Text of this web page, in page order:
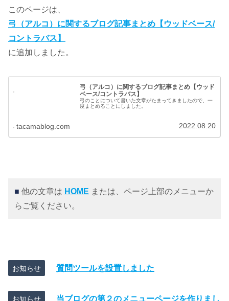
このページは、
弓（アルコ）に関するブログ記事まとめ【ウッドベース/
コントラバス】
に追加しました。
弓（アルコ）に関するブログ記事まとめ【ウッド
ベース/コントラバス】
弓のことについて書いた文章がたまってきましたので、一
度まとめることにしました。
tacamablog.com 2022.08.20
■ 他の文章は HOME または、ページ上部のメニューか
らご覧ください。
お知らせ 質問ツールを設置しました
お知らせ
当ブログの第２のメニューページを作りまし